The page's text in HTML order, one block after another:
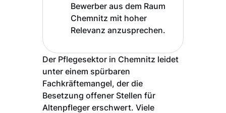
Bewerber aus dem Raum
Chemnitz mit hoher
Relevanz anzusprechen.
Der Pflegesektor in Chemnitz leidet
unter einem spürbaren
Fachkräftemangel, der die
Besetzung offener Stellen für
Altenpfleger erschwert. Viele